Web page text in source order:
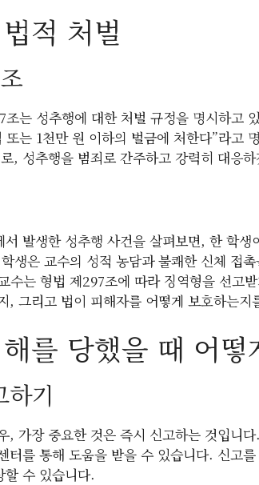
적 처벌
조는 성추행에 대한 처벌 규정을 명시하고
는 1천만 원 이하의 벌금에 처한다”라고
, 성추행을 범죄로 간주하고 강력히 대응
발생한 성추행 사건을 살펴보면, 한 학
생은 교수의 성적 농담과 불쾌한 신체 접
수는 형법 제297조에 따라 징역형을 선고
, 그리고 법이 피해자를 어떻게 보호하는지
를 당했을 때 어떻
기
, 가장 중요한 것은 즉시 신고하는 것입니
터를 통해 도움을 받을 수 있습니다. 신고
수 있습니다.